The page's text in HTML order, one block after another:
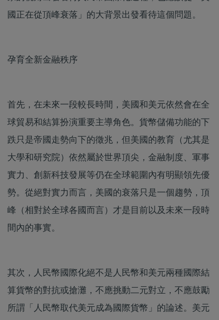
國正在從頂峰衰落」的大背景出發看待這個問題。
孕育全新金融秩序
首先，在未來一段較長時間，美國和美元依然會在全
球貿易和結算扮演重要主導角色。貨幣儲備功能的下
跌只是帝國走勢向下的徵兆，但美國的教育（尤其是
大學和研究院）依然屬於世界頂尖，金融制度、軍事
實力、創新科技發展等仍在全球範圍內有明顯領先優
勢。從絕對實力而言，美國的衰落只是一個趨勢，頂
峰（相對於全球各國而言）才是目前以及未來一段時
間內的事實。
其次，人民幣國際化絕不是人民幣和美元兩種國際結
算貨幣的對抗或搶灘，不應挑動二元對立，不應鼓勵
所謂「人民幣取代美元成為國際貨幣」的論述。美元